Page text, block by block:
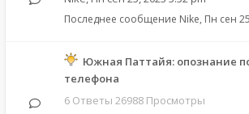
Последнее сообщение Nike, Пн сен
Южная Паттайя: опознание
телефона
6 Ответы 26988 Просмотры